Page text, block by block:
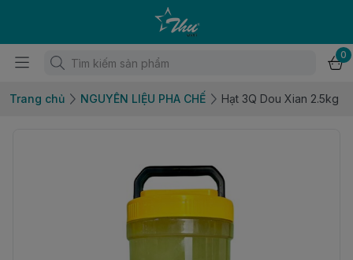
0
Trang chủ NGUYÊN LIỆU PHA CHẾ Hạt 3Q Dou Xian 2.5kg